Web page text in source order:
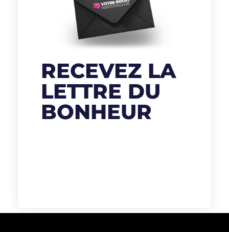
RECEVEZ LA
LETTRE DU
BONHEUR